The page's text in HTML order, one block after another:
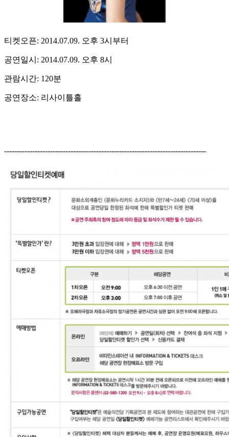
티켓오픈: 2014.07.09. 오후 3시부터
공연일시: 2014.07.09. 오후 8시
관람시간: 120분
공연장소: 리사이틀홀
-------------------------------------------------------------------------------